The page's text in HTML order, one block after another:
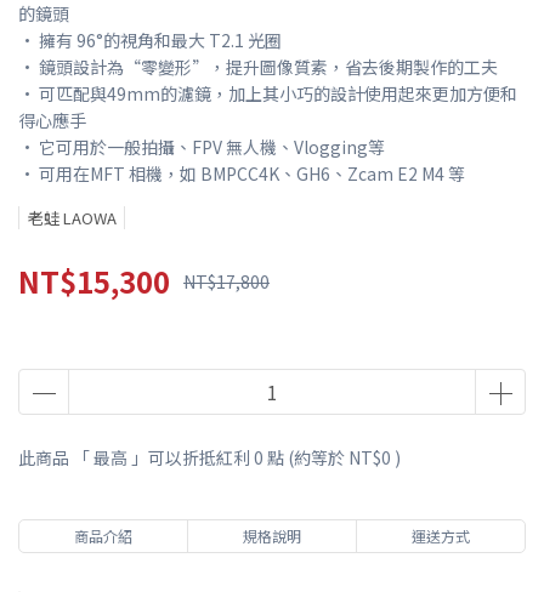
的鏡頭
• 擁有 96°的視角和最大 T2.1 光圈
• 鏡頭設計為“零變形”，提升圖像質素，省去後期製作的工夫
• 可匹配與49mm的濾鏡，加上其小巧的設計使用起來更加方便和
得心應手
• 它可用於一般拍攝、FPV 無人機、Vlogging等
• 可用在MFT 相機，如 BMPCC4K、GH6、Zcam E2 M4 等
老蛙 LAOWA
NT$15,300 NT$17,800
此商品 「 最高 」可以折抵紅利 0 點 (約等於 NT$0 )
商品介紹 規格說明 運送方式